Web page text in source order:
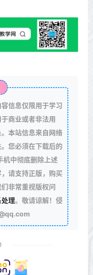
信息仅限用于学习
商业或者非法用
本站信息来自网络
您必须在下载后的
机中彻底删除上述
请支持正版，购买
非常重视版权问
理。敬请谅解！侵